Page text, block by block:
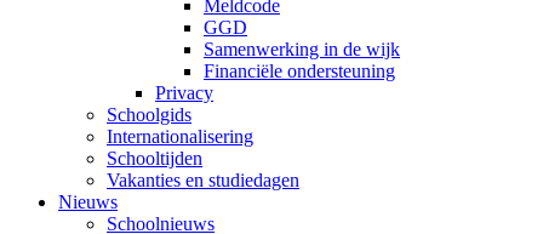
Meldcode
GGD
Samenwerking in de wijk
Financiële ondersteuning
Privacy
Schoolgids
Internationalisering
Schooltijden
Vakanties en studiedagen
Nieuws
Schoolnieuws